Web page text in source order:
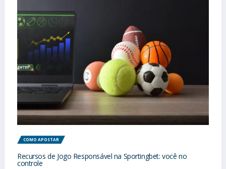
COMO APOSTAR
Recursos de Jogo Responsável na Sportingbet: você no
controle